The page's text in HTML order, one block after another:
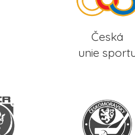
Česká
unie